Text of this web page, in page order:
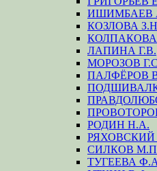
ИШИМБАЕВ
КОЗЛОВА
ЛАПИНА Г.В.
МОРОЗОВ
ПАЛФЁРОВ
РОДИН Н.А.
РЯХОВСКИЙ
СИЛКОВ
ТУГЕЕВА